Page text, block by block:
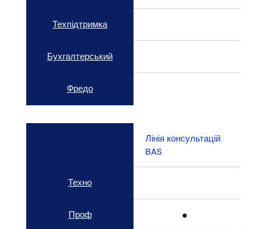
Техпідтримка
Бухгалтерський
Фредо
Лінія консультацій
BAS
Техно
Проф ●